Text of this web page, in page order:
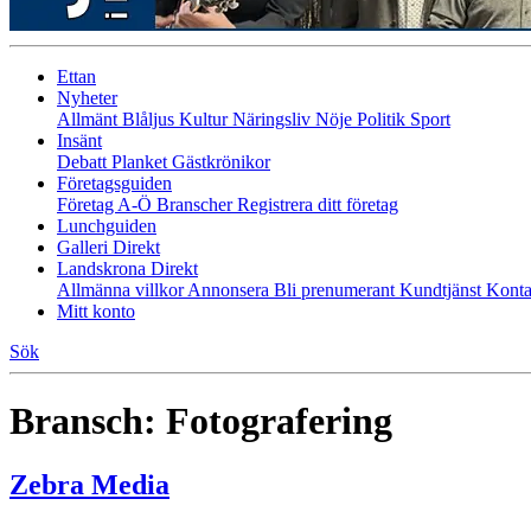
Ettan
Nyheter
Allmänt Blåljus KulturNäringsliv Nöje Politik Sport
Insänt
Debatt Planket Gästkrönikor
Företagsguiden
Företag A-Ö BranscherRegistrera ditt företag
Lunchguiden
Galleri Direkt
Landskrona Direkt
Allmänna villkorAnnonsera Bli prenumerant Kundtjänst
Mitt konto
Sök
Bransch: Fotografering
Zebra Media